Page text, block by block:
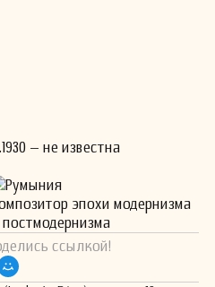
– не известна
Румыния
эпохи модернизма
ссылкой!